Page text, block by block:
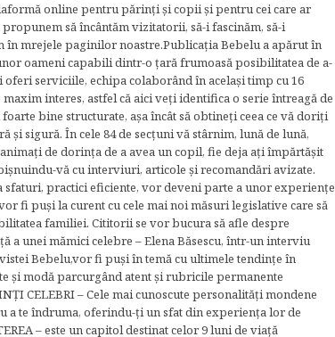
online pentru părinţi şi copii şi pentru cei care ar
să încântăm vizitatorii, să-i fascinăm, să-i
în mrejele paginilor noastre.​ Publicația Bebelu a apărut în
oameni capabili dintr-o ţară frumoasă posibilitatea de a-
oferi serviciile, echipa colaborând în acelaşi timp cu 16
interes, astfel că aici veţi identifica o serie întreagă de
bine structurate, aşa încât să obtineţi ceea ce vă doriţi
şi sigură. În cele 84 de secțuni vă stârnim, lună de lună,
de dorinţa de a avea un copil, fie deja aţi împărtăşit
vă cu interviuri, articole şi recomandări avizate.
practici eficiente, vor deveni parte a unor experienţe
fi puşi la curent cu cele mai noi măsuri legislative care să
familiei. Cititorii se vor bucura să afle despre
a unei mămici celebre – Elena Băsescu, într-un interviu
Bebelu,vor fi puşi în temă cu ultimele tendinţe în
şi modă parcurgând atent şi rubricile permanente
CELEBRI – Cele mai cunoscute personalităţi mondene
a te îndruma, oferindu-ţi un sfat din experienţa lor de
– este un capitol destinat celor 9 luni de viaţă